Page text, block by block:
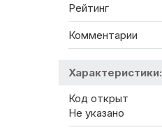
Рейтинг
Комментарии
Характеристики:
Код открыт
Не указано